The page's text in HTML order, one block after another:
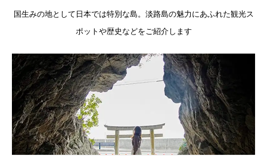
国生みの地として日本では特別な島。淡路島の魅力にあふれた観光ス
ポットや歴史などをご紹介します